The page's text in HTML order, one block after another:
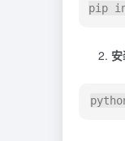
pip